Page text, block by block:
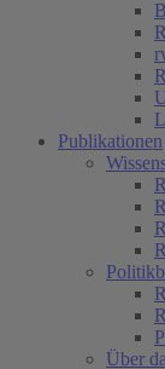
Publikationen
Über